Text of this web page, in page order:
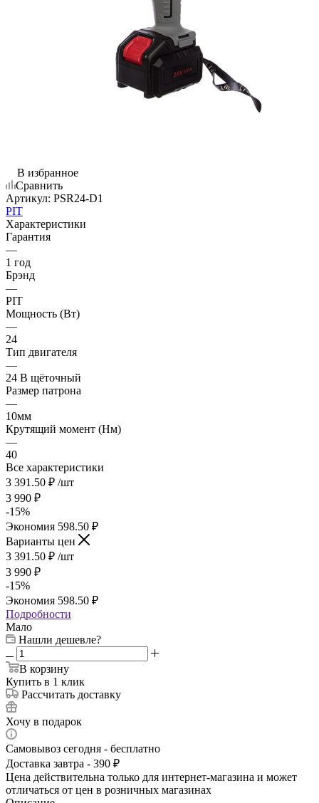
В избранное
Сравнить
Артикул: PSR24-D1
PIT
Характеристики
Гарантия
—
1 год
Брэнд
—
PIT
Мощность (Вт)
—
24
Тип двигателя
—
24 В щёточный
Размер патрона
—
10мм
Крутящий момент (Нм)
—
40
Все характеристики
3 391.50 ₽ /шт
3 990 ₽
-15%
Экономия 598.50 ₽
Варианты цен
3 391.50 ₽ /шт
3 990 ₽
-15%
Экономия 598.50 ₽
Подробности
Мало
Нашли дешевле?
В корзину
Купить в 1 клик
Рассчитать доставку
Хочу в подарок
Самовывоз сегодня - бесплатно
Доставка завтра - 390 ₽
Цена действительна только для интернет-магазина и может
отличаться от цен в розничных магазинах